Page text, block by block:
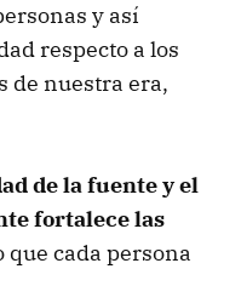
y así
respecto a los
de nuestra era,
de la fuente y el
fortalece las
que cada persona